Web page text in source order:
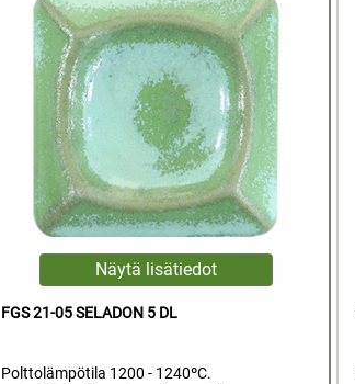
FGS 21-05 SELADON 5 DL
Polttolämpötila 1200 - 1240ºC.